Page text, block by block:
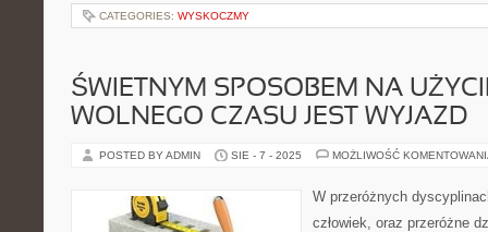
CATEGORIES: WYSKOCZMY
ŚWIETNYM SPOSOBEM NA
WOLNEGO CZASU JEST WYJAZD
POSTED BY ADMIN SIE - 7 - 2025 MOŻLIWOŚĆ
W przeróżnych
człowiek, oraz przeróżne